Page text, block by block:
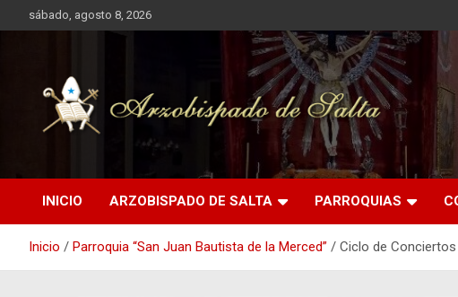
al
sábado, agosto 8, 2026
Arzobispado de Salta
INICIO ARZOBISPADO DE SALTA PARROQUIAS
Inicio Parroquia “San Juan Bautista de la Merced” Ciclo de Conciertos